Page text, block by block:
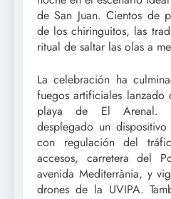
de San Juan. Cientos de
de los chiringuitos, las
ritual de saltar las olas a
La celebración ha
fuegos artificiales
playa de El Arenal.
desplegado un
con regulación del
accesos, carretera del
avenida Mediterrània, y
drones de la UVIPA.